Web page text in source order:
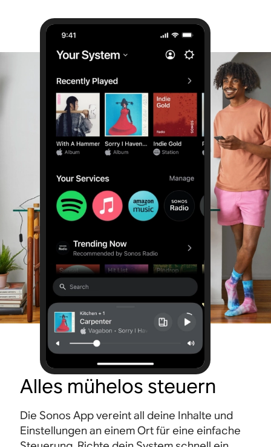
Alles mühelos steuern
Die Sonos App vereint all deine Inhalte und
Einstellungen an einem Ort für eine einfache